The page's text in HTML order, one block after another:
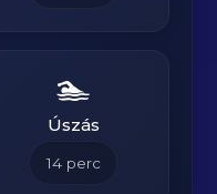
🏊
Úszás
14perc